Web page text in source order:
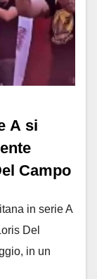
A si
Campo
in serie A
Del
in un